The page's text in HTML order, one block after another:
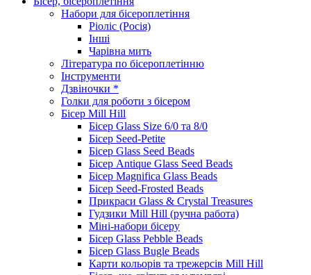
Набори для бісероплетіння
Ріоліс (Росія)
Інші
Чарівна мить
Література по бісероплетінню
Інструменти
Дзвіночки *
Голки для роботи з бісером
Бісер Mill Hill
Бісер Glass Size 6/0 та 8/0
Бісер Seed-Petite
Бісер Glass Seed Beads
Бісер Antique Glass Seed Beads
Бісер Magnifica Glass Beads
Бісер Seed-Frosted Beads
Прикраси Glass & Crystal Treasures
Гудзики Mill Hill (ручна работа)
Міні-набори бісеру
Бісер Glass Pebble Beads
Бісер Glass Bugle Beads
Карти кольорів та трежерсів Mill Hill